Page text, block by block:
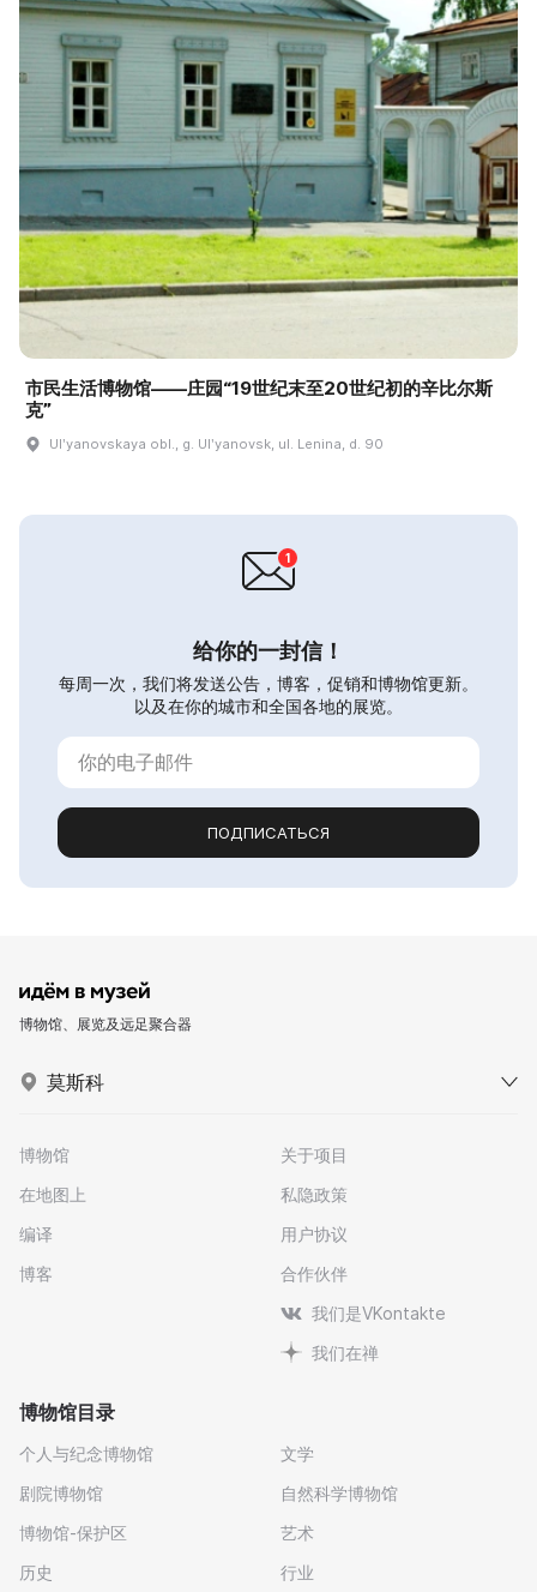
市民生活博物馆——庄园“19世纪末至20世纪初的辛比尔斯
克”
Ulʹyanovskaya obl., g. Ulʹyanovsk, ul. Lenina, d. 90
给你的一封信！
每周一次，我们将发送公告，博客，促销和博物馆更新。
以及在你的城市和全国各地的展览。
ПОДПИСАТЬСЯ
博物馆、展览及远足聚合器
莫斯科
博物馆
在地图上
编译
博客
关于项目
私隐政策
用户协议
合作伙伴
我们是VKontakte
我们在禅
博物馆目录
个人与纪念博物馆
剧院博物馆
博物馆-保护区
历史
文学
自然科学博物馆
艺术
行业